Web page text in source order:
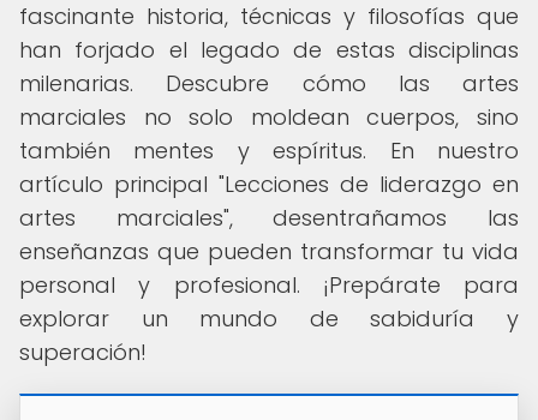
fascinante historia, técnicas y filosofías que
han forjado el legado de estas disciplinas
milenarias. Descubre cómo las artes
marciales no solo moldean cuerpos, sino
también mentes y espíritus. En nuestro
artículo principal "Lecciones de liderazgo en
artes marciales", desentrañamos las
enseñanzas que pueden transformar tu vida
personal y profesional. ¡Prepárate para
explorar un mundo de sabiduría y
superación!